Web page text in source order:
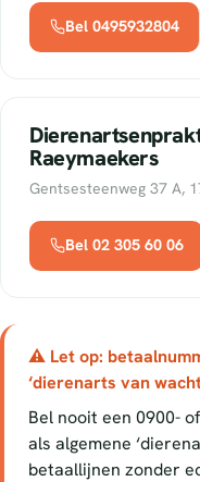
Bel 0495932804
Raeymaekers
Gentsesteenweg 37 A,
Bel 02 305 60 06
⚠ Let op:
‘dierenarts van
Bel nooit een 0900-
als algemene
betaallijnen zonder